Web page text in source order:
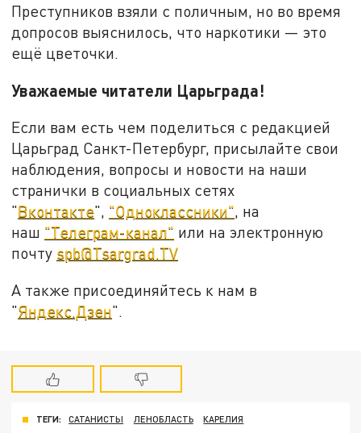
Преступников взяли с поличным, но во время
допросов выяснилось, что наркотики — это
ещё цветочки.
Уважаемые читатели Царьграда!
Если вам есть чем поделиться с редакцией
Царьград Санкт-Петербург, присылайте свои
наблюдения, вопросы и новости на наши
странички в социальных сетях
"Вконтакте", "Одноклассники", на
наш "Телеграм-канал" или на электронную
почту spb@Tsargrad.TV
А также присоединяйтесь к нам в
"Яндекс.Дзен".
ТЕГИ: САТАНИСТЫ ЛЕНОБЛАСТЬ КАРЕЛИЯ